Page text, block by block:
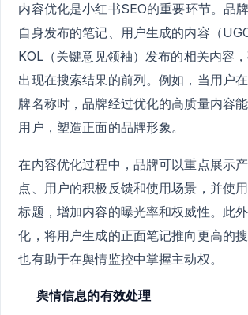
内容优化是小红书SEO的重要环节。品
自身发布的笔记、用户生成的内容（
KOL（关键意见领袖）发布的相关内容
出现在搜索结果的前列。例如，当用户
牌名称时，品牌经过优化的高质量内容
用户，塑造正面的品牌形象。
在内容优化过程中，品牌可以重点展示
点、用户的积极反馈和使用场景，并使
标题，增加内容的曝光率和权威性。此
化，将用户生成的正面笔记推向更高的
也有助于在舆情监控中掌握主动权。
舆情信息的有效处理